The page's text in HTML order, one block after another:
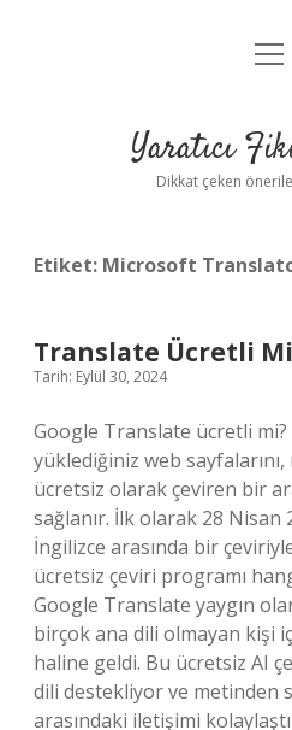
Yasal
Yaratıcı
Dikkat çeken
Etiket: Microsoft
Translate Ücretli Mi
Tarih: Eylül 30, 2024
Google Translate ücretli
yüklediğiniz web
ücretsiz olarak çeviren bir
sağlanır. İlk olarak 28 Nisan
İngilizce arasında bir
ücretsiz çeviri programı
Google Translate yaygın
birçok ana dili olmayan kişi
haline geldi. Bu ücretsiz AI
dili destekliyor ve metinden
arasındaki iletişimi